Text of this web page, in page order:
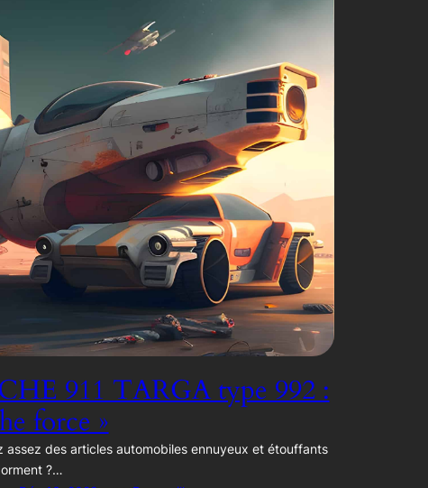
911 TARGA type 992 :
force »
assez des articles automobiles ennuyeux et étouffants
?…